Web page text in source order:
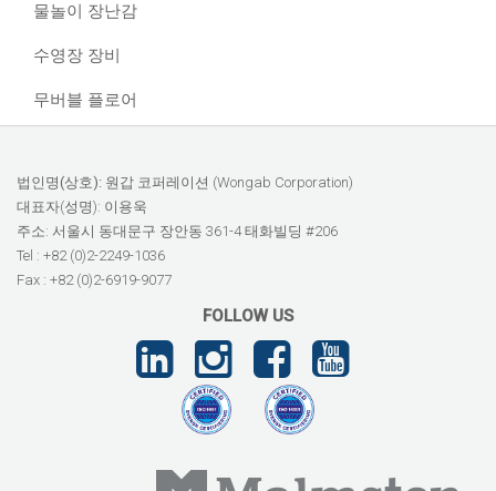
물놀이 장난감
수영장 장비
무버블 플로어
법인명(상호): 원갑 코퍼레이션 (Wongab Corporation)
대표자(성명): 이용욱
주소: 서울시 동대문구 장안동 361-4 태화빌딩 #206
Tel : +82 (0)2-2249-1036
Fax : +82 (0)2-6919-9077
FOLLOW US